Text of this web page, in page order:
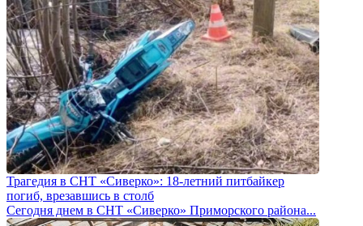
Трагедия в СНТ «Сиверко»: 18-летний питбайкер
погиб, врезавшись в столб
Сегодня днем в СНТ «Сиверко» Приморского района...